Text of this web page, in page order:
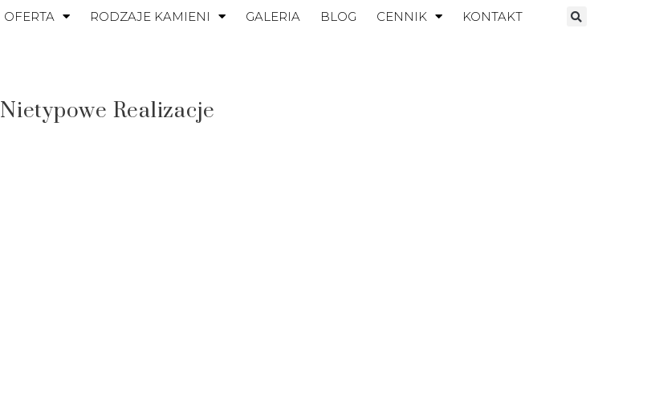
OFERTA RODZAJE KAMIENI GALERIA BLOG CENNIK KONTAKT
Nietypowe Realizacje